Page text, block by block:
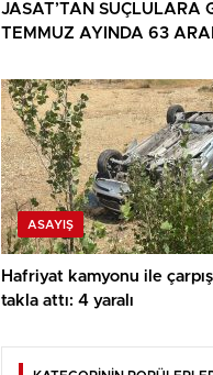
JASAT’TAN SUÇLULARA
TEMMUZ AYINDA 63
ASAYIŞ
Hafriyat kamyonu ile
takla attı: 4 yaralı